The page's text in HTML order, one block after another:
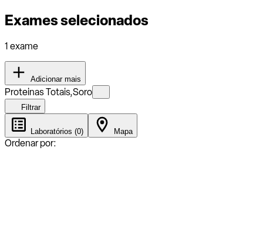
Exames selecionados
1 exame
Adicionar mais
Proteinas Totais,Soro
Filtrar
Laboratórios (0) Mapa
Ordenar por: